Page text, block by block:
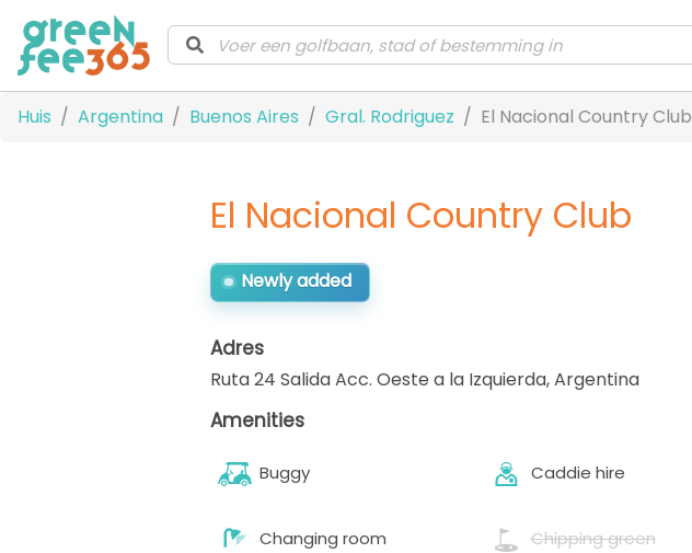
Huis Argentina Buenos Aires Gral. Rodriguez El Nacional Country Club
El Nacional Country Club
Newly added
Adres
Ruta 24 Salida Acc. Oeste a la Izquierda,Argentina
Amenities
Buggy Caddie hire
Changing room Chipping green